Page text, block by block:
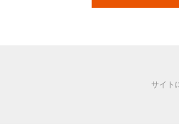
サイト